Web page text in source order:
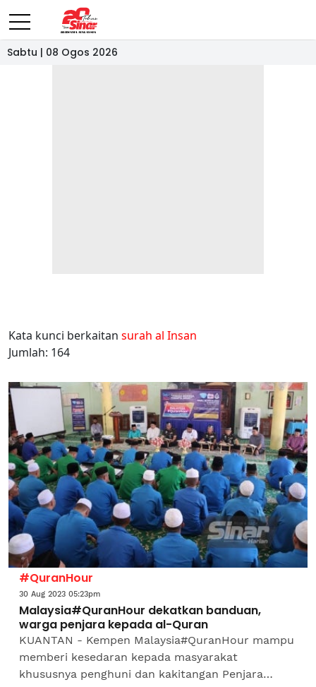
Sabtu | 08 Ogos 2026
Kata kunci berkaitan surah al Insan
Jumlah: 164
#QuranHour
30 Aug 2023 05:23pm
Malaysia#QuranHour dekatkan banduan,
warga penjara kepada al-Quran
KUANTAN - Kempen Malaysia#QuranHour mampu
memberi kesedaran kepada masyarakat
khususnya penghuni dan kakitangan Penjara